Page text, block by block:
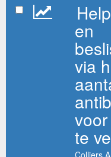
en
via
te